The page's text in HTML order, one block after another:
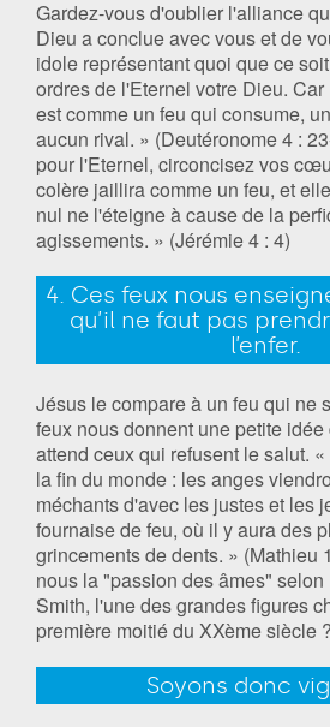
Gardez-vous d'oublier l'alliance
Dieu a conclue avec vous et de
idole représentant quoi que ce
ordres de l'Eternel votre Dieu.
est comme un feu qui consume,
aucun rival. » (Deutéronome 4 :
pour l'Eternel, circoncisez vos
colère jaillira comme un feu, et
nul ne l'éteigne à cause de la
agissements. » (Jérémie 4 : 4)
4. Ces feux nous
qu’il ne faut pas
l’enfer.
Jésus le compare à un feu qui ne
feux nous donnent une petite idée
attend ceux qui refusent le salut.
la fin du monde : les anges
méchants d'avec les justes et les
fournaise de feu, où il y aura des
grincements de dents. » (Mathieu
nous la "passion des âmes"
Smith, l'une des grandes figures
première moitié du XXème siècle ?
Soyons donc